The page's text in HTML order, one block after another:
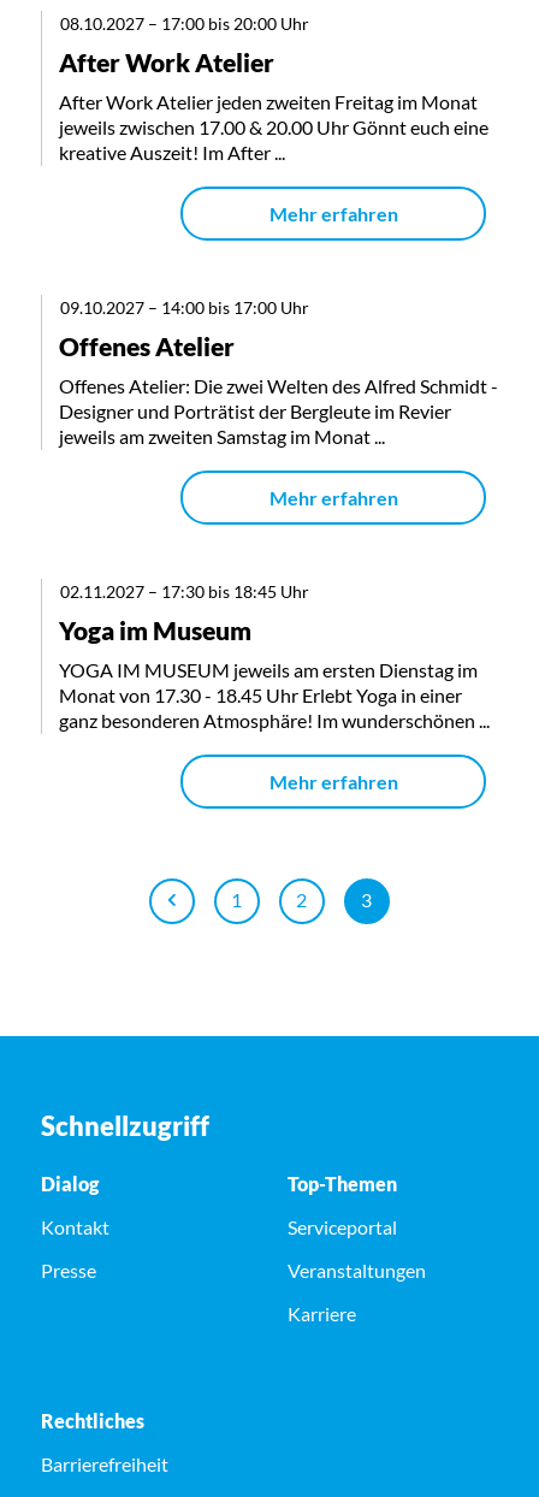
08.10.2027 – 17:00 bis 20:00 Uhr
After Work Atelier
After Work Atelier jeden zweiten Freitag im Monat
jeweils zwischen 17.00 & 20.00 Uhr Gönnt euch eine
kreative Auszeit! Im After ...
Mehr erfahren
09.10.2027 – 14:00 bis 17:00 Uhr
Offenes Atelier
Offenes Atelier: Die zwei Welten des Alfred Schmidt -
Designer und Porträtist der Bergleute im Revier
jeweils am zweiten Samstag im Monat ...
Mehr erfahren
02.11.2027 – 17:30 bis 18:45 Uhr
Yoga im Museum
YOGA IM MUSEUM jeweils am ersten Dienstag im
Monat von 17.30 - 18.45 Uhr Erlebt Yoga in einer
ganz besonderen Atmosphäre! Im wunderschönen ...
Mehr erfahren
1 2 3
Schnellzugriff
Dialog
Kontakt
Presse
Top-Themen
Serviceportal
Veranstaltungen
Karriere
Rechtliches
Barrierefreiheit